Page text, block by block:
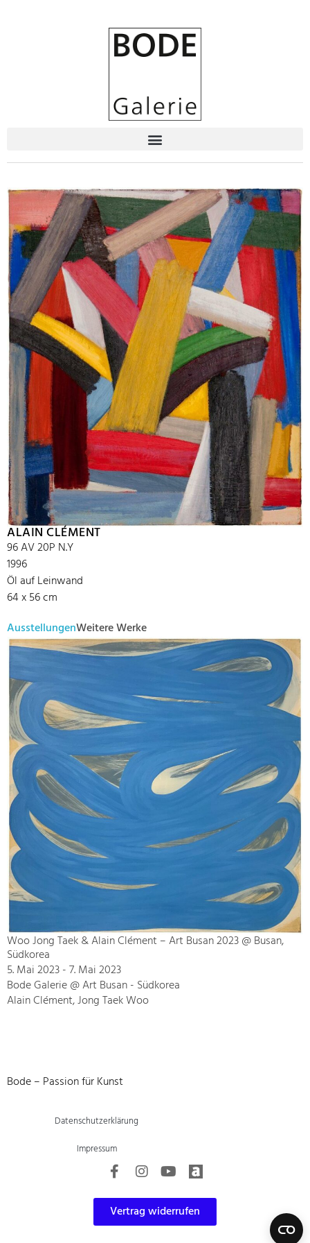
ALAIN CLÉMENT
96 AV 20P N.Y
1996
Öl auf Leinwand
64 x 56 cm
AusstellungenWeitere Werke
Woo Jong Taek & Alain Clément – Art Busan 2023 @ Busan,
Südkorea
5. Mai 2023 - 7. Mai 2023
Bode Galerie @ Art Busan - Südkorea
Alain Clément, Jong Taek Woo
Bode – Passion für Kunst
Datenschutzerklärung
Impressum
Vertrag widerrufen